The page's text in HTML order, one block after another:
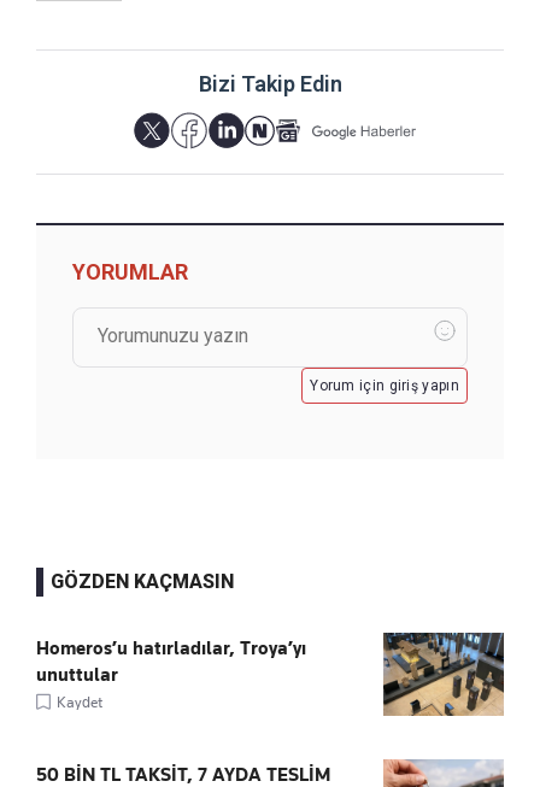
Bizi Takip Edin
YORUMLAR
Yorum için giriş yapın
GÖZDEN KAÇMASIN
Homeros’u hatırladılar, Troya’yı
unuttular
Kaydet
50 BİN TL TAKSİT, 7 AYDA TESLİM